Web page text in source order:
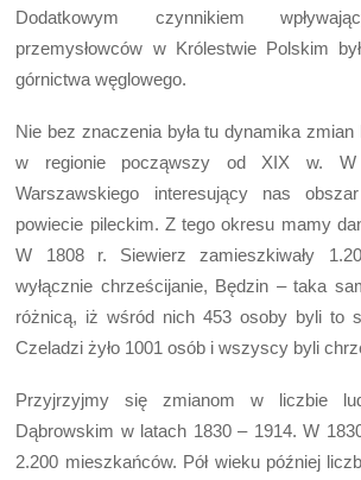
Dodatkowym czynnikiem
przemysłowców w Królestwie Polskim
górnictwa węglowego.
Nie bez znaczenia była tu dynamika
w regionie począwszy od XIX w. W
Warszawskiego interesujący nas
powiecie pileckim. Z tego okresu mamy
W 1808 r. Siewierz zamieszkiwały
wyłącznie chrześcijanie, Będzin – taka
różnicą, iż wśród nich 453 osoby byli to
Czeladzi żyło 1001 osób i wszyscy byli
Przyjrzyjmy się zmianom w liczbie
Dąbrowskim w latach 1830 – 1914. W
2.200 mieszkańców. Pół wieku później